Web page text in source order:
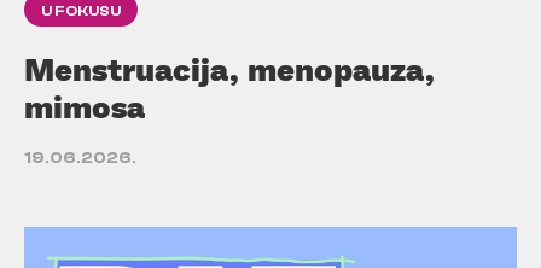
U FOKUSU
Menstruacija, menopauza,
mimosa
19.06.2026.